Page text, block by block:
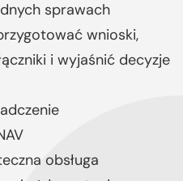
sprawach
wnioski,
i wyjaśnić decyzje
obsługa